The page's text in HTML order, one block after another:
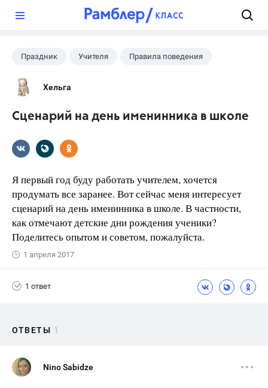
Праздник Учителя Правила поведения
Хельга
Сценарий на день именинника в школе
Я первый год буду работать учителем, хочется
продумать все заранее. Вот сейчас меня интересует
сценарий на день именинника в школе. В частности,
как отмечают детские дни рождения ученики?
Поделитесь опытом и советом, пожалуйста.
1 апреля 2017
1 ответ
ОТВЕТЫ 1
Nino Sabidze